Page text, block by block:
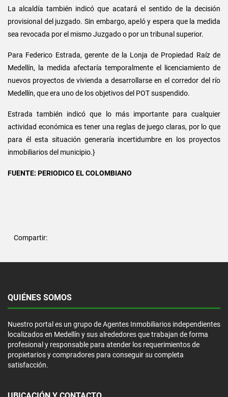
La alcaldía también indicó que acatará el sentido de la decisión
provisional del juzgado. Sin embargo, apeló y espera que la medida
sea revocada por el mismo Juzgado o por un tribunal superior.
Para Federico Estrada, gerente de la Lonja de Propiedad Raíz de
Medellín, la medida afectaría temporalmente el licenciamiento de
nuevos proyectos de vivienda a desarrollarse en el corredor del río
Medellín, que era uno de los objetivos del POT suspendido.
Estrada también indicó que lo más importante para cualquier
actividad económica es tener una reglas de juego claras, por lo que
para él esta situación generaría incertidumbre en los proyectos
inmobiliarios del municipio.}
FUENTE: PERIODICO EL COLOMBIANO
Compartir:
QUIÉNES SOMOS
Nuestro portal es un grupo de Agentes Inmobiliarios independientes
localizados en Medellín y sus alrededores que trabajan de forma
profesional y responsable para atender los requerimientos de
propietarios y compradores para conseguir su completa
satisfacción.